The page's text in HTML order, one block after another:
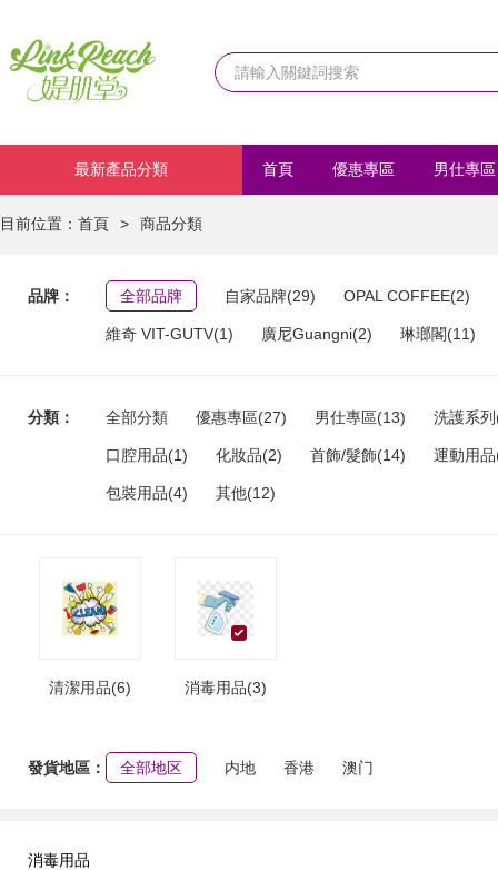
最新產品分類 首頁 優惠專區 男仕專區
目前位置： 首頁 > 商品分類
品牌： 全部品牌 自家品牌(29) OPAL COFFEE(2)
維奇 VIT-GUTV(1) 廣尼Guangni(2) 琳瑯閣(11)
分類： 全部分類 優惠專區(27) 男仕專區(13) 洗護系
口腔用品(1) 化妝品(2) 首飾/髮飾(14) 運動用
包裝用品(4) 其他(12)
清潔用品(6) 消毒用品(3)
發貨地區： 全部地区 内地 香港 澳门
消毒用品